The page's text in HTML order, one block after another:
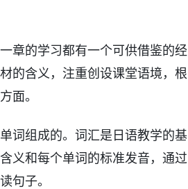
章的学习都有一个可供借鉴的经
的含义，注重创设课堂语境，根
面。
词组成的。词汇是日语教学的基
义和每个单词的标准发音，通过
句子。